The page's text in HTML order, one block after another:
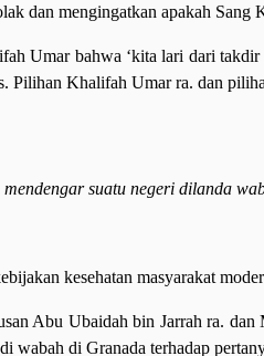
dan mengingatkan apakah Sang
Umar bahwa ‘kita lari dari
Pilihan Khalifah Umar ra. dan
suatu negeri dilanda
kesehatan masyarakat
Abu Ubaidah bin Jarrah ra.
wabah di Granada terhadap